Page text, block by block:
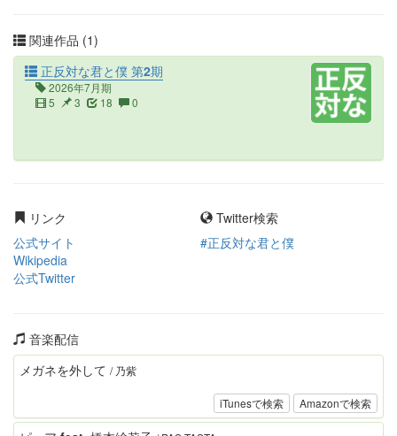
関連作品 (1)
正反対な君と僕 第2期
2026年7月期
5
3 18 0
リンク
公式サイト
Wikipedia
公式Twitter
Twitter検索
#正反対な君と僕
音楽配信
iTunesで検索 Amazonで検索
メガネを外して / 乃紫